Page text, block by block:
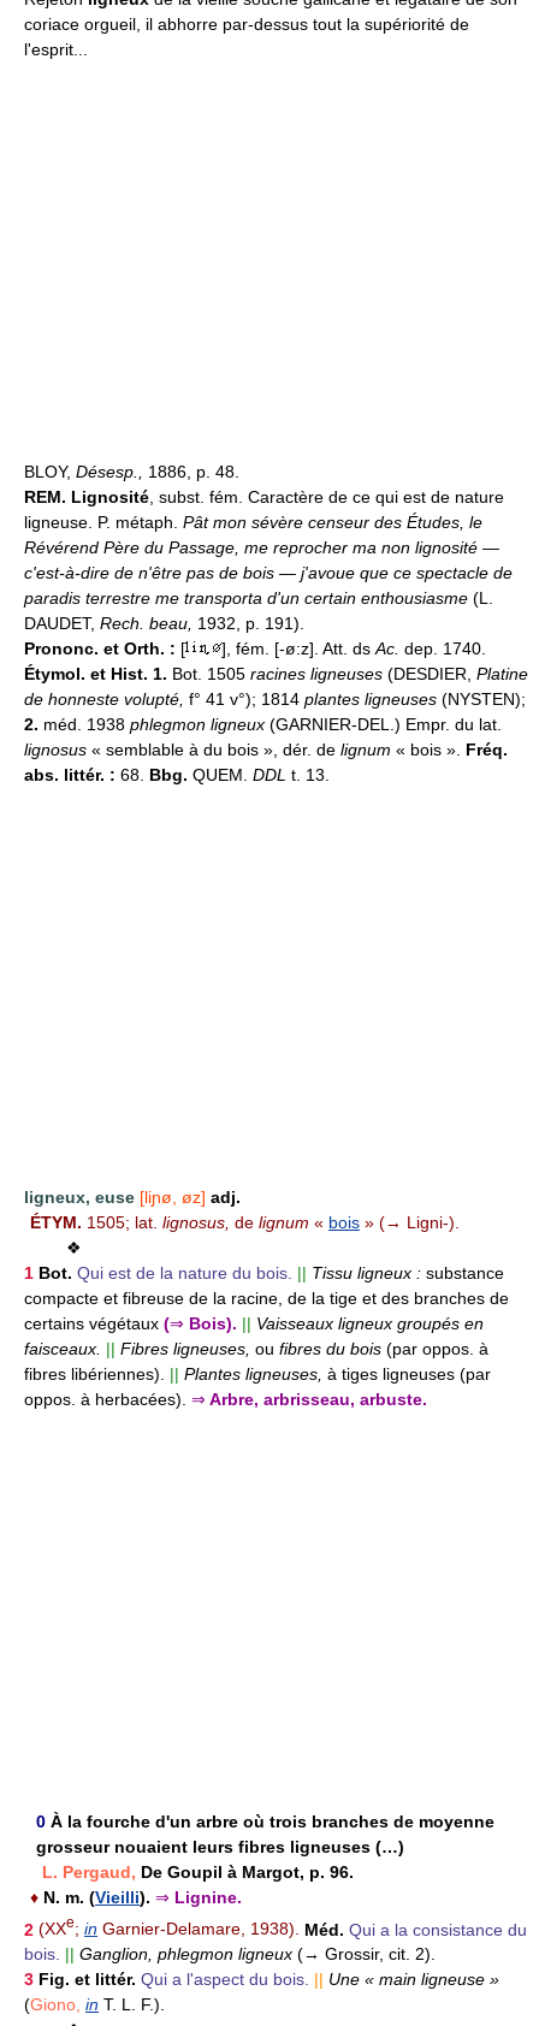
coriace orgueil, il abhorre par-dessus tout la supériorité de
l'esprit...
BLOY, Désesp., 1886, p. 48.
REM. Lignosité , subst. fém. Caractère de ce qui est de nature
ligneuse. P. métaph. Pât mon sévère censeur des Études, le
Révérend Père du Passage, me reprocher ma non lignosité —
c'est-à-dire de n'être pas de bois — j'avoue que ce spectacle de
paradis terrestre me transporta d'un certain enthousiasme (L.
DAUDET, Rech. beau, 1932, p. 191).
Prononc. et Orth. : [ ], fém. [-ø:z]. Att. ds Ac. dep. 1740.
Étymol. et Hist. 1. Bot. 1505 racines ligneuses (DESDIER, Platine
de honneste volupté, f° 41 v°); 1814 plantes ligneuses (NYSTEN);
2. méd. 1938 phlegmon ligneux (GARNIER-DEL.) Empr. du lat.
lignosus « semblable à du bois », dér. de lignum « bois ». Fréq.
abs. littér. : 68. Bbg. QUEM. DDL t. 13.
ligneux, euse [liɲø, øz] adj.
ÉTYM. 1505; lat. lignosus, de lignum « bois » (→ Ligni-).
❖
1 Bot. Qui est de la nature du bois. || Tissu ligneux : substance
compacte et fibreuse de la racine, de la tige et des branches de
certains végétaux (⇒ Bois). || Vaisseaux ligneux groupés en
faisceaux. || Fibres ligneuses, ou fibres du bois (par oppos. à
fibres libériennes).
|| Plantes ligneuses, à tiges ligneuses (par
oppos. à herbacées). ⇒ Arbre, arbrisseau, arbuste.
0 À la fourche d'un arbre où trois branches de moyenne
grosseur nouaient leurs fibres ligneuses (…)
L. Pergaud, De Goupil à Margot, p. 96.
♦ N. m. (Vieilli). ⇒ Lignine.
2 (XXe; in Garnier-Delamare, 1938). Méd. Qui a la consistance du
bois. || Ganglion, phlegmon ligneux (→ Grossir, cit. 2).
3 Fig. et littér. Qui a l'aspect du bois. || Une « main ligneuse »
(Giono, in T. L. F.).